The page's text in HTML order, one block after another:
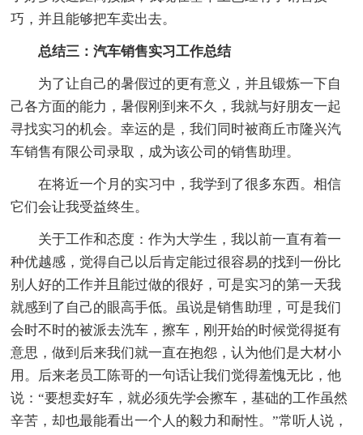
巧，并且能够把车卖出去。
总结三：汽车销售实习工作总结
为了让自己的暑假过的更有意义，并且锻炼一下自
己各方面的能力，暑假刚到来不久，我就与好朋友一起
寻找实习的机会。幸运的是，我们同时被商丘市隆兴汽
车销售有限公司录取，成为该公司的销售助理。
在将近一个月的实习中，我学到了很多东西。相信
它们会让我受益终生。
关于工作和态度：作为大学生，我以前一直有着一
种优越感，觉得自己以后肯定能过很容易的找到一份比
别人好的工作并且能过做的很好，可是实习的第一天我
就感到了自己的眼高手低。虽说是销售助理，可是我们
会时不时的被派去洗车，擦车，刚开始的时候觉得挺有
意思，做到后来我们就一直在抱怨，认为他们是大材小
用。后来老员工陈哥的一句话让我们觉得羞愧无比，他
说：“要想卖好车，就必须先学会擦车，基础的工作虽然
辛苦，却也最能看出一个人的毅力和耐性。”常听人说，